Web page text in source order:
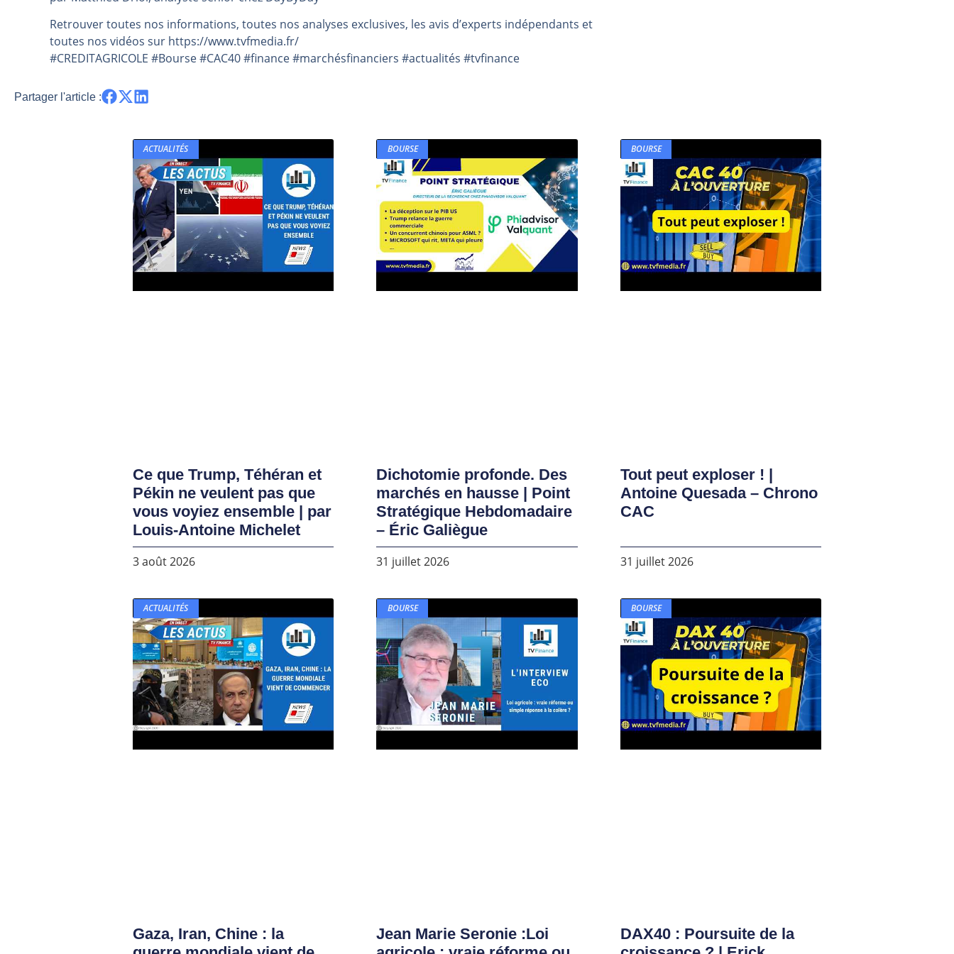
Les investisseurs y croient toujours | Point Stratégique Hebdomadaire – Éric Galiègue
Une inertie haussière qui ralentit | Antoine Quesada – Chrono CAC
Pourquoi le monde entier vacille en même temps cette semaine ? | par Louis-Antoine Michelet
Retrouver toutes nos informations, toutes nos analyses exclusives, les avis d’experts indépendants et
toutes nos vidéos sur https://www.tvfmedia.fr/​​​​​​​​​​​
#CREDITAGRICOLE #Bourse #CAC40 #finance #marchésfinanciers #actualités #tvfinance
Partager l'article :
ACTUALITÉS
Ce que Trump, Téhéran et
Pékin ne veulent pas que
vous voyiez ensemble | par
Louis-Antoine Michelet
3 août 2026
BOURSE
Dichotomie profonde. Des
marchés en hausse | Point
Stratégique Hebdomadaire
– Éric Galiègue
31 juillet 2026
BOURSE
Tout peut exploser ! |
Antoine Quesada – Chrono
CAC
31 juillet 2026
ACTUALITÉS
Gaza, Iran, Chine : la
BOURSE
Jean Marie Seronie :Loi
BOURSE
DAX40 : Poursuite de la